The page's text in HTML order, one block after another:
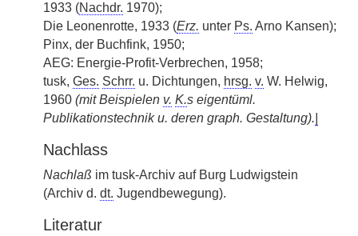
1933 (Nachdr. 1970);
Die Leonenrotte, 1933 (Erz. unter Ps. Arno Kansen);
Pinx, der Buchfink, 1950;
AEG: Energie-Profit-Verbrechen, 1958;
tusk, Ges. Schrr. u. Dichtungen, hrsg. v. W. Helwig,
1960 (mit Beispielen v. K.s eigentüml.
Publikationstechnik u. deren graph. Gestaltung).
Nachlass
Nachlaß im tusk-Archiv auf Burg Ludwigstein
(Archiv d. dt. Jugendbewegung).
Literatur